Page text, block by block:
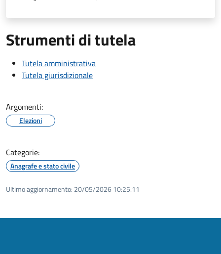
Strumenti di tutela
Tutela amministrativa
Tutela giurisdizionale
Argomenti:
Elezioni
Categorie:
Anagrafe e stato civile
Ultimo aggiornamento: 20/05/2026 10:25.11